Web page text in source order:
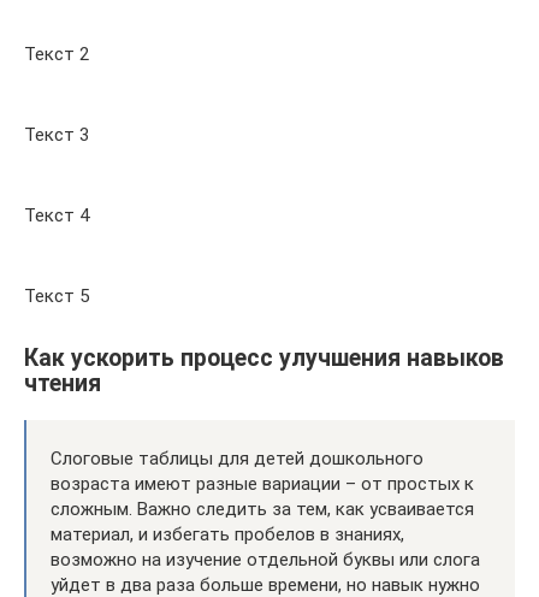
Текст 2
Текст 3
Текст 4
Текст 5
Как ускорить процесс улучшения навыков
чтения
Слоговые таблицы для детей дошкольного
возраста имеют разные вариации – от простых к
сложным. Важно следить за тем, как усваивается
материал, и избегать пробелов в знаниях,
возможно на изучение отдельной буквы или слога
уйдет в два раза больше времени, но навык нужно